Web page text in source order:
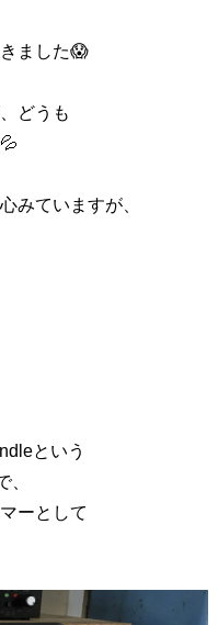
ました😱
どうも
みていますが、
という
、
ーとして